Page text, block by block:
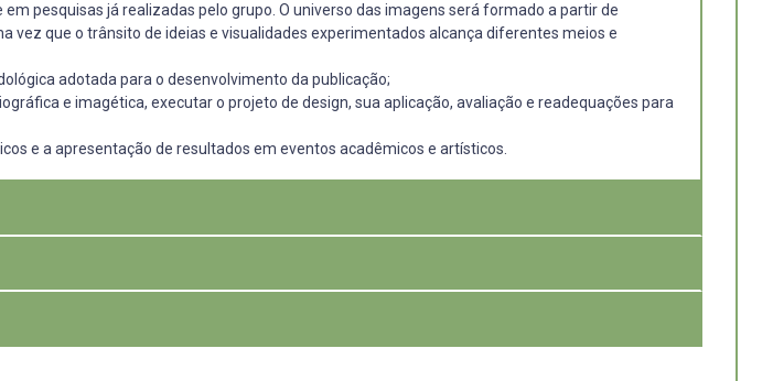
pesquisas já realizadas pelo grupo. O universo das imagens será formado a partir de
que o trânsito de ideias e visualidades experimentados alcança diferentes meios e
adotada para o desenvolvimento da publicação;
e imagética, executar o projeto de design, sua aplicação, avaliação e readequações para
e a apresentação de resultados em eventos acadêmicos e artísticos.
e permaneceram vinculados a Instituição junto ao atual Centro de Artes da UFPel, se
metodologias inovadoras que impactaram e continuam afetando a arte e seu ensino em
do(a) professor(a)/artista para situar essas personagens na coletânea de histórias
indissociada que se estabelece entre professor(a)/artista/pesquisador(a). Essa é uma
de modelos autorais, narrativas poéticas e objetos diferenciados como suporte e veículo da